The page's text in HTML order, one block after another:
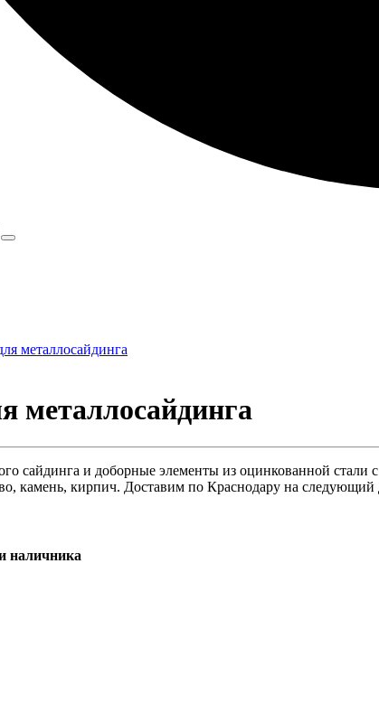
металлосайдинга
металлосайдинга
сайдинга и доборные элементы из оцинкованной
камень, кирпич. Доставим по Краснодару на
наличника